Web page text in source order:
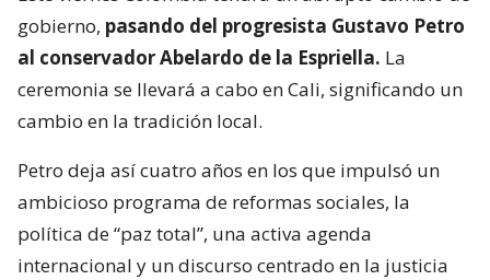
gobierno, pasando del progresista Gustavo Petro
al conservador Abelardo de la Espriella. La
ceremonia se llevará a cabo en Cali, significando un
cambio en la tradición local.
Petro deja así cuatro años en los que impulsó un
ambicioso programa de reformas sociales, la
política de “paz total”, una activa agenda
internacional y un discurso centrado en la justicia